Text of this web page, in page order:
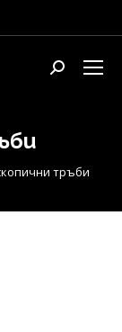
Search:
тръби